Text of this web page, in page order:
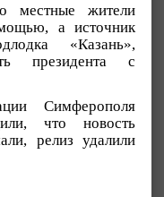
местные жители
а источник
«Казань»,
президента с
Симферополя
что новость
релиз удалили